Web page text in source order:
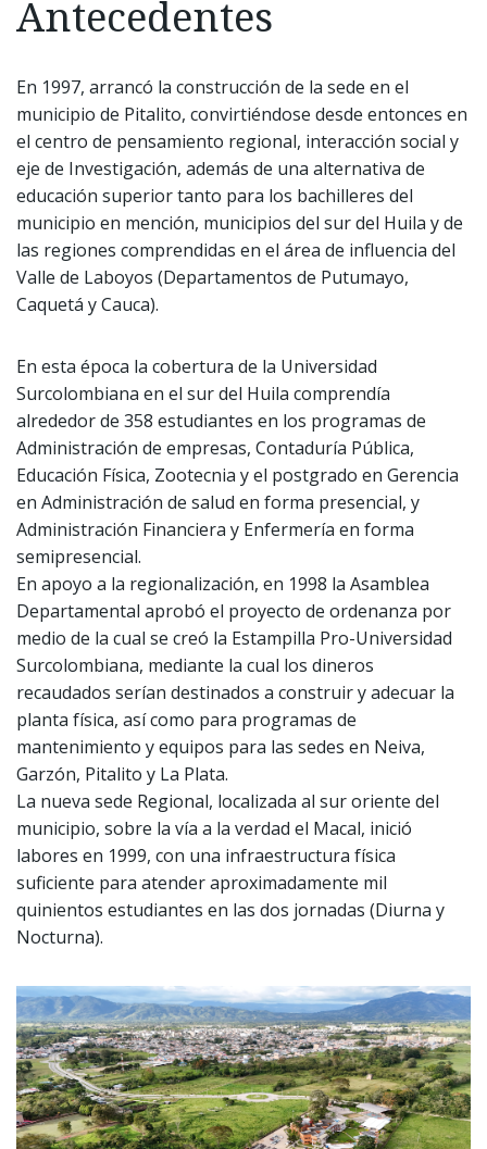
Antecedentes
En 1997, arrancó la construcción de la sede en el
municipio de Pitalito, convirtiéndose desde entonces en
el centro de pensamiento regional, interacción social y
eje de Investigación, además de una alternativa de
educación superior tanto para los bachilleres del
municipio en mención, municipios del sur del Huila y de
las regiones comprendidas en el área de influencia del
Valle de Laboyos (Departamentos de Putumayo,
Caquetá y Cauca).
En esta época la cobertura de la Universidad
Surcolombiana en el sur del Huila comprendía
alrededor de 358 estudiantes en los programas de
Administración de empresas, Contaduría Pública,
Educación Física, Zootecnia y el postgrado en Gerencia
en Administración de salud en forma presencial, y
Administración Financiera y Enfermería en forma
semipresencial.
En apoyo a la regionalización, en 1998 la Asamblea
Departamental aprobó el proyecto de ordenanza por
medio de la cual se creó la Estampilla Pro-Universidad
Surcolombiana, mediante la cual los dineros
recaudados serían destinados a construir y adecuar la
planta física, así como para programas de
mantenimiento y equipos para las sedes en Neiva,
Garzón, Pitalito y La Plata.
La nueva sede Regional, localizada al sur oriente del
municipio, sobre la vía a la verdad el Macal, inició
labores en 1999, con una infraestructura física
suficiente para atender aproximadamente mil
quinientos estudiantes en las dos jornadas (Diurna y
Nocturna).